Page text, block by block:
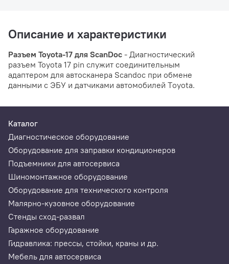
Описание и характеристики
Разъем Toyota-17 для ScanDoc - Диагностический
разъем Toyota 17 pin служит соединительным
адаптером для автосканера Scandoc при обмене
данными с ЭБУ и датчиками автомобилей Тoyota.
Каталог
Диагностическое оборудование
Оборудование для заправки кондиционеров
Подъемники для автосервиса
Шиномонтажное оборудование
Оборудование для технического контроля
Малярно-кузовное оборудование
Стенды сход-развал
Гаражное оборудование
Гидравлика: прессы, стойки, краны и др.
Мебель для автосервиса